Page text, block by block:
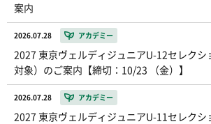
案内
2026.07.28 アカデミー
2027 東京ヴェルディジュニアU-12セレクシ
対象）のご案内【締切：10/23 （金）】
2026.07.28 アカデミー
2027 東京ヴェルディジュニアU-11セレクシ